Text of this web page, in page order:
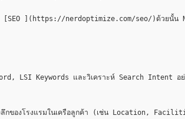
](https://nerdoptimize.com/seo/)ด้วยนั้น
LSI Keywords และวิเคราะห์ Search Intent อย่า
ของโรงแรมในเครือลูกค้า (เช่น Location,